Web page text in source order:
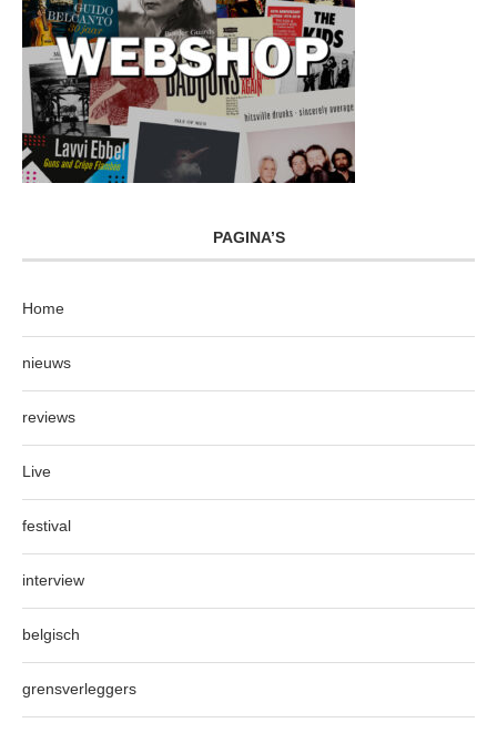
PAGINA’S
Home
nieuws
reviews
Live
festival
interview
belgisch
grensverleggers